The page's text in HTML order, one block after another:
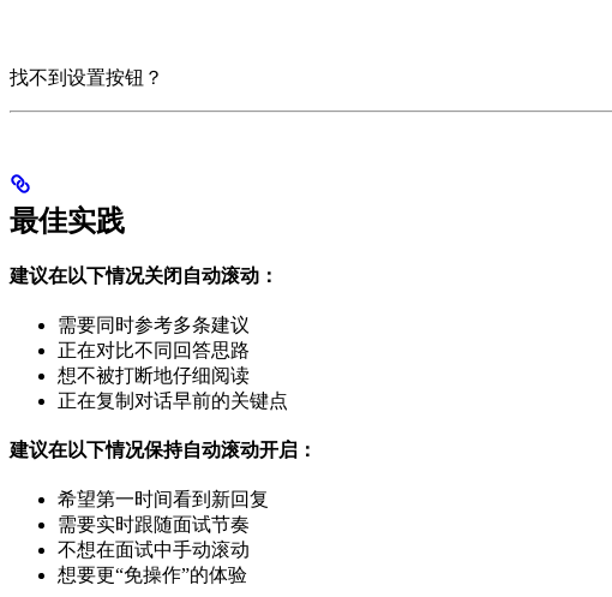
找不到设置按钮？
最佳实践
建议在以下情况关闭自动滚动：
需要同时参考多条建议
正在对比不同回答思路
想不被打断地仔细阅读
正在复制对话早前的关键点
建议在以下情况保持自动滚动开启：
希望第一时间看到新回复
需要实时跟随面试节奏
不想在面试中手动滚动
想要更“免操作”的体验